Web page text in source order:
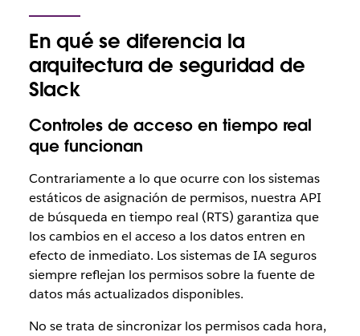
En qué se diferencia la
arquitectura de seguridad de
Slack
Controles de acceso en tiempo real
que funcionan
Contrariamente a lo que ocurre con los sistemas
estáticos de asignación de permisos, nuestra API
de búsqueda en tiempo real (RTS) garantiza que
los cambios en el acceso a los datos entren en
efecto de inmediato. Los sistemas de IA seguros
siempre reflejan los permisos sobre la fuente de
datos más actualizados disponibles.
No se trata de sincronizar los permisos cada hora,